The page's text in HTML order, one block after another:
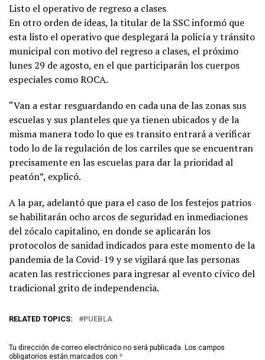
Listo el operativo de regreso a clases
En otro orden de ideas, la titular de la SSC informó que
esta listo el operativo que desplegará la policía y tránsito
municipal con motivo del regreso a clases, el próximo
lunes 29 de agosto, en el que participarán los cuerpos
especiales como ROCA.
“Van a estar resguardando en cada una de las zonas sus
escuelas y sus planteles que ya tienen ubicados y de la
misma manera todo lo que es transito entrará a verificar
todo lo de la regulación de los carriles que se encuentran
precisamente en las escuelas para dar la prioridad al
peatón”, explicó.
A la par, adelantó que para el caso de los festejos patrios
se habilitarán ocho arcos de seguridad en inmediaciones
del zócalo capitalino, en donde se aplicarán los
protocolos de sanidad indicados para este momento de la
pandemia de la Covid-19 y se vigilará que las personas
acaten las restricciones para ingresar al evento cívico del
tradicional grito de independencia.
RELATED TOPICS: PUEBLA
Tu dirección de correo electrónico no será publicada. Los campos
obligatorios están marcados con *